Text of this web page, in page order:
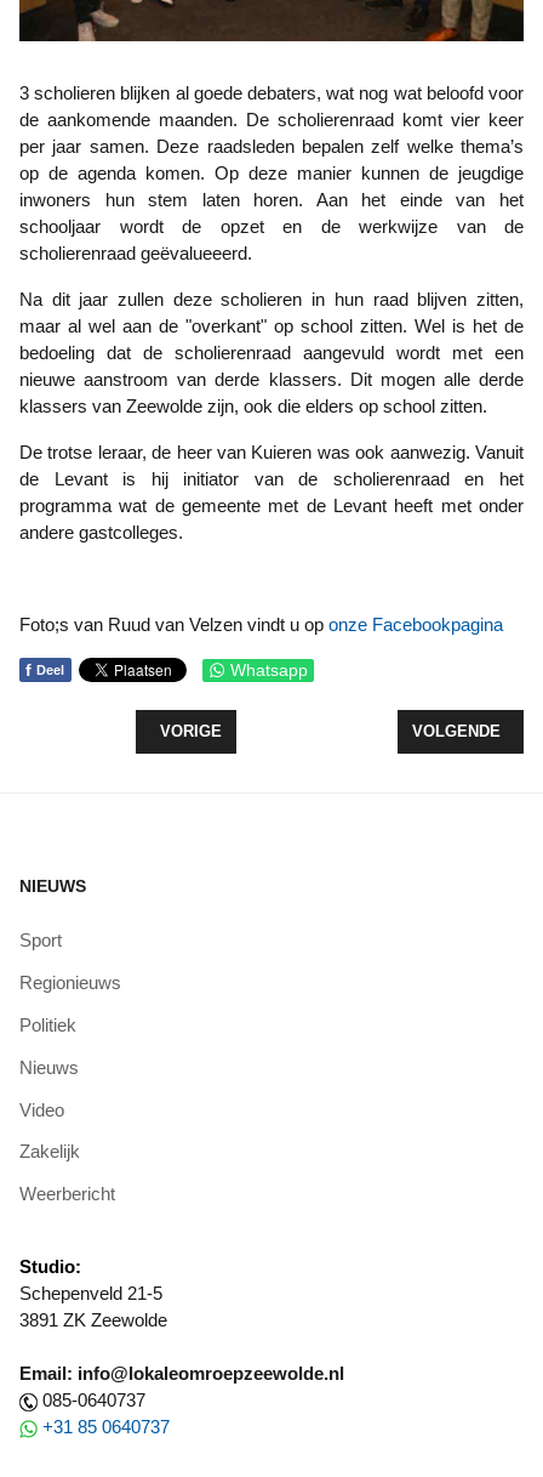
3 scholieren blijken al goede debaters, wat nog wat beloofd voor
de aankomende maanden. De scholierenraad komt vier keer
per jaar samen. Deze raadsleden bepalen zelf welke thema’s
op de agenda komen. Op deze manier kunnen de jeugdige
inwoners hun stem laten horen. Aan het einde van het
schooljaar wordt de opzet en de werkwijze van de
scholierenraad geëvalueeerd.
Na dit jaar zullen deze scholieren in hun raad blijven zitten,
maar al wel aan de "overkant" op school zitten. Wel is het de
bedoeling dat de scholierenraad aangevuld wordt met een
nieuwe aanstroom van derde klassers. Dit mogen alle derde
klassers van Zeewolde zijn, ook die elders op school zitten.
De trotse leraar, de heer van Kuieren was ook aanwezig. Vanuit
de Levant is hij initiator van de scholierenraad en het
programma wat de gemeente met de Levant heeft met onder
andere gastcolleges.
Foto;s van Ruud van Velzen vindt u op onze Facebookpagina
f Deel Whatsapp
VORIG ARTIKEL: ORANJE FONDS: ‘STEL NLDOET-
VORIGE VOLGENDE
VOLGENDE
NIEUWS
Sport
Regionieuws
Politiek
Nieuws
Video
Zakelijk
Weerbericht
Studio:
Schepenveld 21-5
3891 ZK Zeewolde
Email: info@lokaleomroepzeewolde.nl
085-0640737
+31 85 0640737